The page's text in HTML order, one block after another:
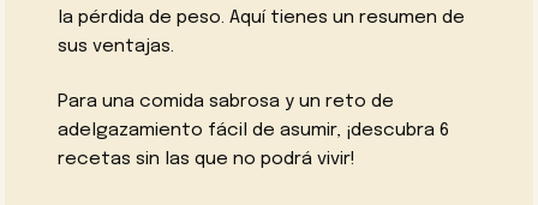
la pérdida de peso. Aquí tienes un resumen de
sus ventajas.
Para una comida sabrosa y un reto de
adelgazamiento fácil de asumir, ¡descubra 6
recetas sin las que no podrá vivir!